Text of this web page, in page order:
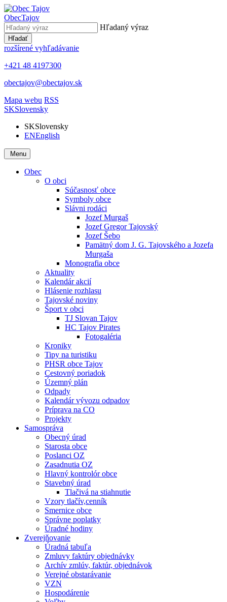
ObecTajov
Hľadaný výraz
Hľadať
rozšírené vyhľadávanie
+421 48 4197300
obectajov@obectajov.sk
Mapa webu RSS
SKSlovensky
SKSlovensky
ENEnglish
Menu
Obec
O obci
Súčasnosť obce
Symboly obce
Slávni rodáci
Jozef Murgaš
Jozef Gregor Tajovský
Jozef Šebo
Pamätný dom J. G. Tajovského a Jozefa
Murgaša
Monografia obce
Aktuality
Kalendár akcií
Hlásenie rozhlasu
Tajovské noviny
Šport v obci
TJ Slovan Tajov
HC Tajov Pirates
Fotogaléria
Kroniky
Tipy na turistiku
PHSR obce Tajov
Cestovný poriadok
Územný plán
Odpady
Kalendár vývozu odpadov
Príprava na CO
Projekty
Samospráva
Obecný úrad
Starosta obce
Poslanci OZ
Zasadnutia OZ
Hlavný kontrolór obce
Stavebný úrad
Tlačivá na stiahnutie
Vzory tlačív,cenník
Smernice obce
Správne poplatky
Úradné hodiny
Zverejňovanie
Úradná tabuľa
Zmluvy faktúry objednávky
Archív zmlúv, faktúr, objednávok
Verejné obstarávanie
VZN
Hospodárenie